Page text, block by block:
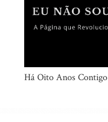
Há Oito Anos Contigo